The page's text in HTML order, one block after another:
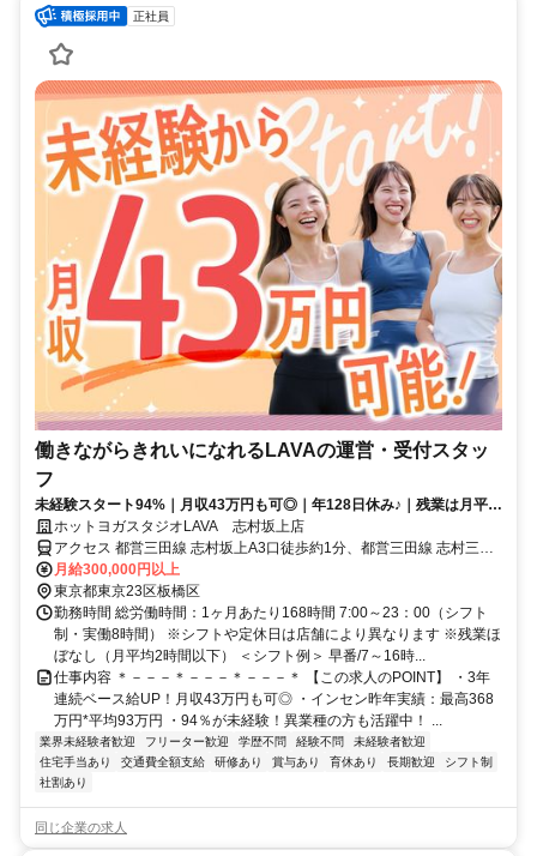
正社員
働きながらきれいになれるLAVAの運営・受付スタッ
フ
未経験スタート94%｜月収43万円も可◎｜年128日休み♪｜残業は月平均
2時間以下
ホットヨガスタジオLAVA 志村坂上店
アクセス 都営三田線 志村坂上A3口徒歩約1分、都営三田線 志村三丁
目出入口徒歩約12分、都営三田線 本蓮沼A2口徒歩約16分 志村坂上駅
A3出口徒歩1分
月給300,000円以上
東京都東京23区板橋区
勤務時間 総労働時間：1ヶ月あたり168時間 7:00～23：00（シフト
制・実働8時間） ※シフトや定休日は店舗により異なります ※残業ほ
ぼなし（月平均2時間以下） ＜シフト例＞ 早番/7～16時...
仕事内容 ＊－－－＊－－－＊－－－＊ 【この求人のPOINT】 ・3年
連続ベース給UP！月収43万円も可◎ ・インセン昨年実績：最高368
万円*平均93万円 ・94％が未経験！異業種の方も活躍中！ ...
業界未経験者歓迎 フリーター歓迎 学歴不問 経験不問
未経験者歓迎
住宅手当あり
交通費全額支給 研修あり 賞与あり 育休あり 長期歓迎
シフト制
社割あり
同じ企業の求人